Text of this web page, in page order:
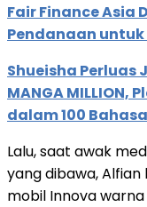
Fair Finance Asia
Pendanaan untuk
Shueisha
MANGA
dalam 100 Bahasa
Lalu, saat awak
yang dibawa,
mobil Innova warna